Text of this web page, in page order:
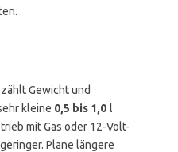
Gewicht und
kleine 0,5 bis 1,0 l
mit Gas oder 12-Volt-
Plane längere